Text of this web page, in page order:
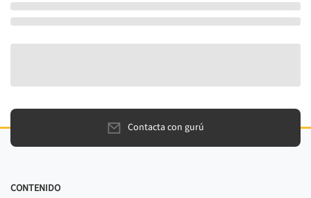
Contacta con gurú
CONTENIDO